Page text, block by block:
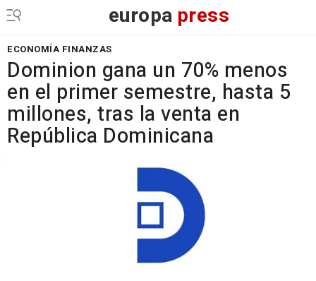
europa press
ECONOMÍA FINANZAS
Dominion gana un 70% menos
en el primer semestre, hasta 5
millones, tras la venta en
República Dominicana